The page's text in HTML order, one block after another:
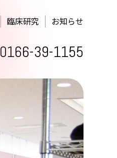
臨床研究 お知らせ
0166-39-1155